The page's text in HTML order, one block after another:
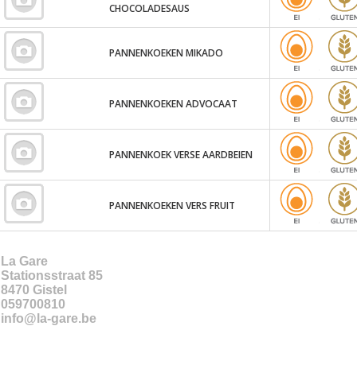
CHOCOLADESAUS
PANNENKOEKEN MIKADO
PANNENKOEKEN ADVOCAAT
PANNENKOEK VERSE AARDBEIEN
PANNENKOEKEN VERS FRUIT
La Gare
Stationsstraat 85
8470 Gistel
059700810
info@la-gare.be